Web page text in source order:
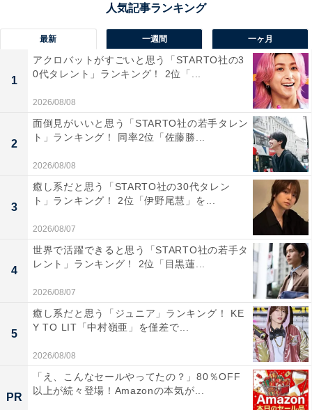
第1位：スーパーマリオカート（1992年/スーパー
ファミコン）
第1位には『スーパーマリオカート』が輝きました。
1992年に販売開始された、カートシリーズの第1作目。
マリオ、ルイージ、ピーチ姫、ヨッシー、クッパ、ドン
キーコングJR.、ノコノコ、キノピオといったキャラクタ
ーたちがカートに乗ってレースを繰り広げる作品です。
キャラクターごとに特性や能力が違っていて、戦略が変
わるのが面白い点。レース中には、アイテムボックスか
らさまざまなアイテムを入手し、ほかのプレイヤーを攻
撃したり、自分のキャラクターを強化することができま
す。
回答者からは「シンプルで面白い」（60代男性／千葉
最新 一週間 一ヶ月
1
アクロバットがすごいと思う「STARTO社の3
0代タレント」ランキング！ 2位「...
2026/08/08
2
面倒見がいいと思う「STARTO社の若手タレン
ト」ランキング！ 同率2位「佐藤勝...
2026/08/08
3
癒し系だと思う「STARTO社の30代タレン
ト」ランキング！ 2位「伊野尾慧」を...
2026/08/07
4
世界で活躍できると思う「STARTO社の若手タ
レント」ランキング！ 2位「目黒蓮...
2026/08/07
5
癒し系だと思う「ジュニア」ランキング！ KE
Y TO LIT「中村嶺亜」を僅差で...
2026/08/08
PR
「え、こんなセールやってたの？」80％OFF
以上が続々登場！Amazonの本気が...